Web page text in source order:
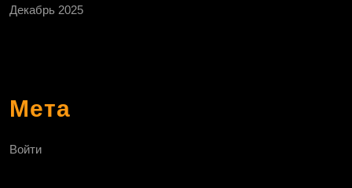
Декабрь 2025
Мета
Войти